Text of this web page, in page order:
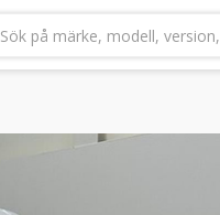
Sök på märke, modell,